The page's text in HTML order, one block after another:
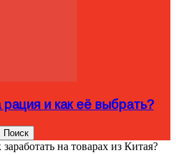
и как её выбрать?
на товарах из Китая?